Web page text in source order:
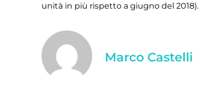
unità in più rispetto a giugno del 2018).
Marco Castelli